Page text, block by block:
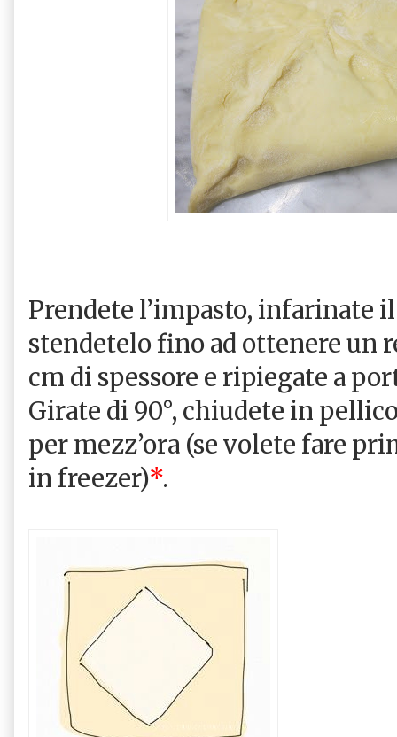
Prendete l’impasto, infarinate
stendetelo fino ad ottenere un
cm di spessore e ripiegate a
Girate di 90°, chiudete in
per mezz’ora (se volete fare
in freezer)*.